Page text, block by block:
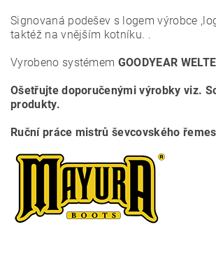
Signovaná podešev s logem výrobce
taktéž na vnějším kotníku. .
Vyrobeno systémem GOODYEAR
Ošetřujte doporučenými výrobky viz.
produkty.
Ruční práce mistrů ševcovského